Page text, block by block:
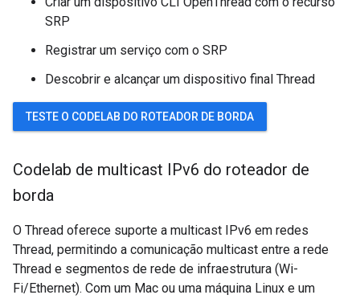
SRP
Registrar um serviço com o SRP
Descobrir e alcançar um dispositivo final Thread
TESTE O CODELAB DO ROTEADOR DE BORDA
Codelab de multicast IPv6 do roteador de
borda
O Thread oferece suporte a multicast IPv6 em redes
Thread, permitindo a comunicação multicast entre a rede
Thread e segmentos de rede de infraestrutura (Wi-
Fi/Ethernet). Com um Mac ou uma máquina Linux e um